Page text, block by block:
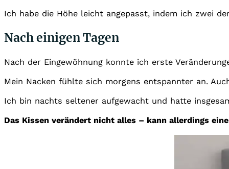
Ich habe die Höhe leicht angepasst, indem ich zwei
Nach einigen Tagen
Nach der Eingewöhnung konnte ich erste
Mein Nacken fühlte sich morgens entspannter an.
Ich bin nachts seltener aufgewacht und hatte
Das Kissen verändert nicht alles – kann allerdings